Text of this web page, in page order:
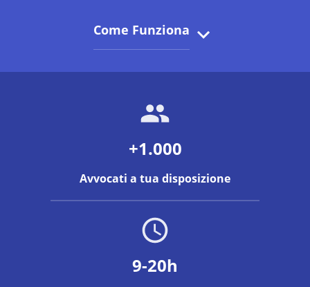
Come Funziona
+1.000
Avvocati a tua disposizione
9-20h